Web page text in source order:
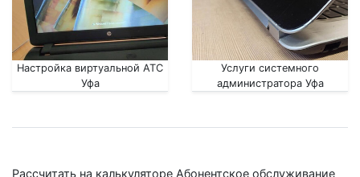
Настройка виртуальной АТС
Уфа
Услуги системного
администратора Уфа
Рассчитать на калькуляторе Абонентское обслуживание